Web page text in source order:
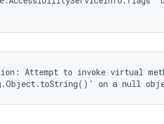
Attempt to invoke virtual
on a null